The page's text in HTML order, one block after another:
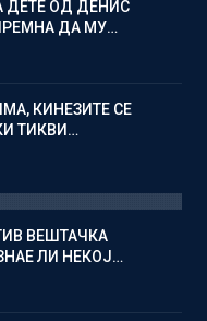
ДЕТЕ ОД ДЕНИС
ДА МУ…
КИНЕЗИТЕ СЕ
ТИКВИ…
ВЕШТАЧКА
ЛИ НЕКОЈ…